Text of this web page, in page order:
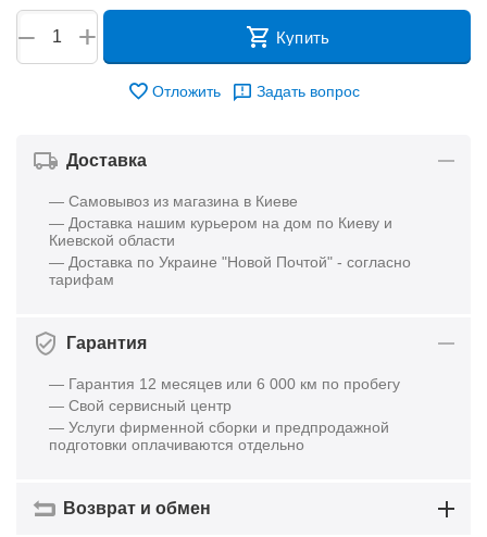
+
− Купить
Отложить Задать вопрос
Доставка
— Самовывоз из магазина в Киеве
— Доставка нашим курьером на дом по Киеву и
Киевской области
— Доставка по Украине "Новой Почтой" - согласно
тарифам
Гарантия
— Гарантия 12 месяцев или 6 000 км по пробегу
— Свой сервисный центр
— Услуги фирменной сборки и предпродажной
подготовки оплачиваются отдельно
Возврат и обмен